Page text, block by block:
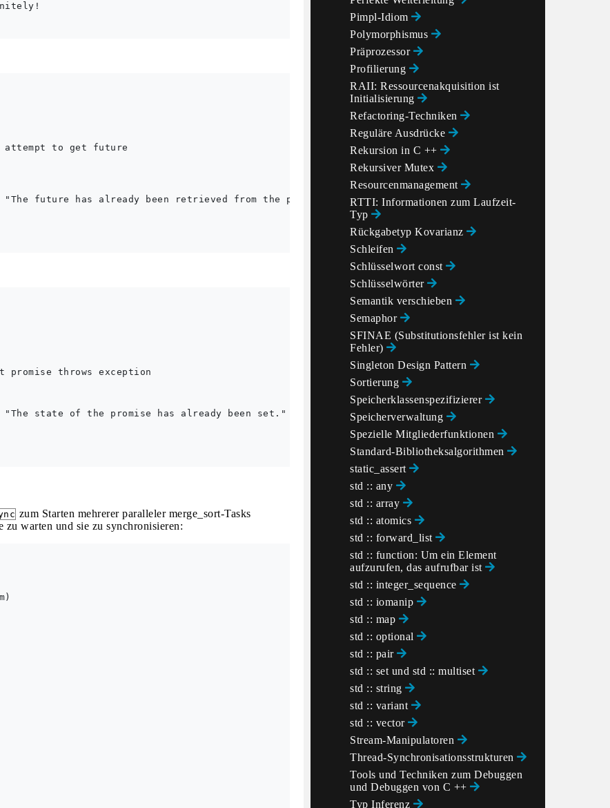
to get future
future has already been retrieved from the promise or packaged_task."
promise throws exception
state of the promise has already been set."
zum Starten mehrerer paralleler merge_sort-Tasks
warten und sie zu synchronisieren:
Pimpl-Idiom
Polymorphismus
Präprozessor
Profilierung
RAII: Ressourcenakquisition ist
Initialisierung
Refactoring-Techniken
Reguläre Ausdrücke
Rekursion in C ++
Rekursiver Mutex
Resourcenmanagement
RTTI: Informationen zum Laufzeit-
Typ
Rückgabetyp Kovarianz
Schleifen
Schlüsselwort const
Schlüsselwörter
Semantik verschieben
Semaphor
SFINAE (Substitutionsfehler ist kein
Fehler)
Singleton Design Pattern
Sortierung
Speicherklassenspezifizierer
Speicherverwaltung
Spezielle Mitgliederfunktionen
Standard-Bibliotheksalgorithmen
static_assert
std :: any
std :: array
std :: atomics
std :: forward_list
std :: function: Um ein Element
aufzurufen, das aufrufbar ist
std :: integer_sequence
std :: iomanip
std :: map
std :: optional
std :: pair
std :: set und std :: multiset
std :: string
std :: variant
std :: vector
Stream-Manipulatoren
Thread-Synchronisationsstrukturen
Tools und Techniken zum Debuggen
und Debuggen von C ++
Typ Inferenz